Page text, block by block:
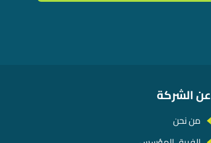
عن الشركة
من نحن